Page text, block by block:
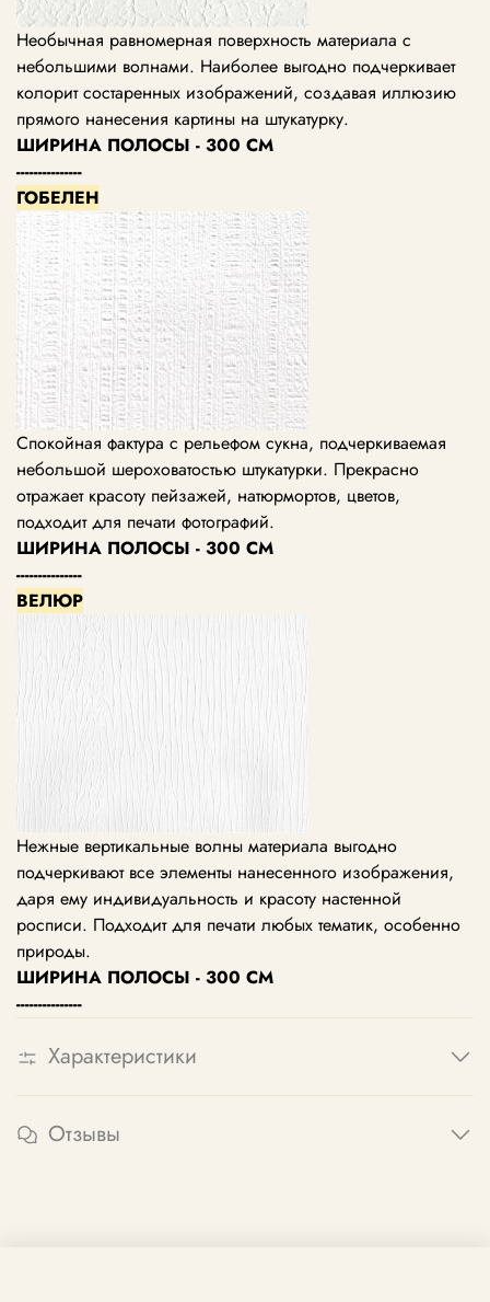
Необычная равномерная поверхность материала с
небольшими волнами. Наиболее выгодно подчеркивает
колорит состаренных изображений, создавая иллюзию
прямого нанесения картины на штукатурку.
ШИРИНА ПОЛОСЫ - 300 СМ
---------------
ГОБЕЛЕН
Спокойная фактура с рельефом сукна, подчеркиваемая
небольшой шероховатостью штукатурки. Прекрасно
отражает красоту пейзажей, натюрмортов, цветов,
подходит для печати фотографий.
ШИРИНА ПОЛОСЫ - 300 СМ
---------------
ВЕЛЮР
Нежные вертикальные волны материала выгодно
подчеркивают все элементы нанесенного изображения,
даря ему индивидуальность и красоту настенной
росписи. Подходит для печати любых тематик, особенно
природы.
ШИРИНА ПОЛОСЫ - 300 СМ
---------------
Характеристики
Отзывы